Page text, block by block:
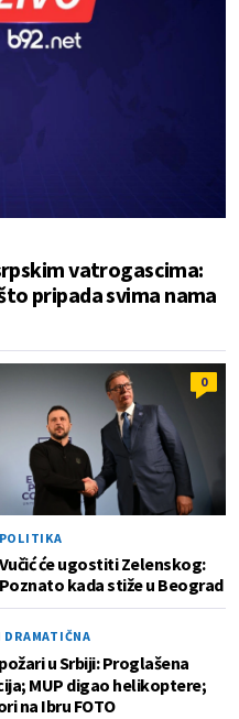
vatrogascima:
pripada svima nama
0
POLITIKA
Vučić će ugostiti Zelenskog:
Poznato kada stiže u Beograd
DRAMATIČNA
u Srbiji: Proglašena
MUP digao helikoptere;
na Ibru FOTO